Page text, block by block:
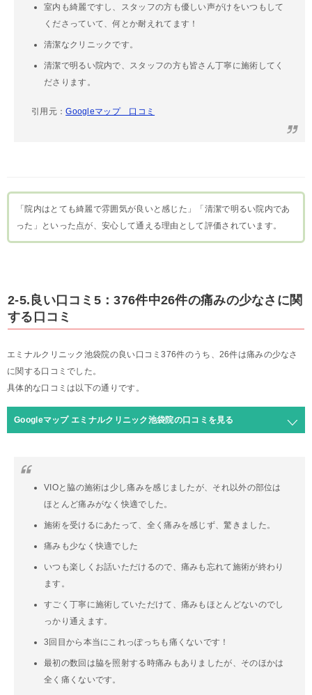
室内も綺麗ですし、スタッフの方も優しい声がけをいつもして
くださっていて、何とか耐えれてます！
清潔なクリニックです。
清潔で明るい院内で、スタッフの方も皆さん丁寧に施術してく
ださります。
引用元：Googleマップ 口コミ
「院内はとても綺麗で雰囲気が良いと感じた」「清潔で明るい院内であ
った」といった点が、安心して通える理由として評価されています。
2-5.良い口コミ5：376件中26件の痛みの少なさに関
する口コミ
エミナルクリニック池袋院の良い口コミ376件のうち、26件は痛みの少なさ
に関する口コミでした。
具体的な口コミは以下の通りです。
Googleマップ エミナルクリニック池袋院の口コミを見る
VIOと脇の施術は少し痛みを感じましたが、それ以外の部位は
ほとんど痛みがなく快適でした。
施術を受けるにあたって、全く痛みを感じず、驚きました。
痛みも少なく快適でした
いつも楽しくお話いただけるので、痛みも忘れて施術が終わり
ます。
すごく丁寧に施術していただけて、痛みもほとんどないのでし
っかり通えます。
3回目から本当にこれっぽっちも痛くないです！
最初の数回は脇を照射する時痛みもありましたが、そのほかは
全く痛くないです。